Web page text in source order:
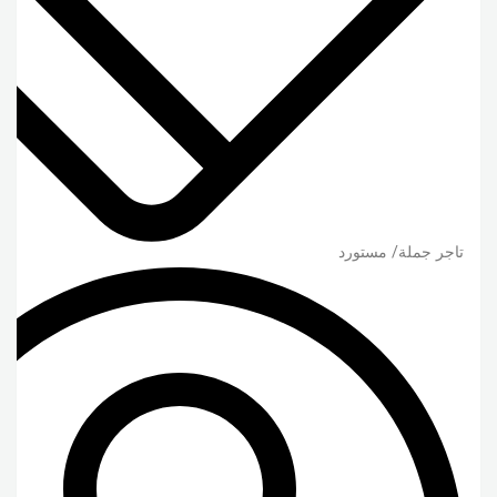
تاجر جملة/ مستورد